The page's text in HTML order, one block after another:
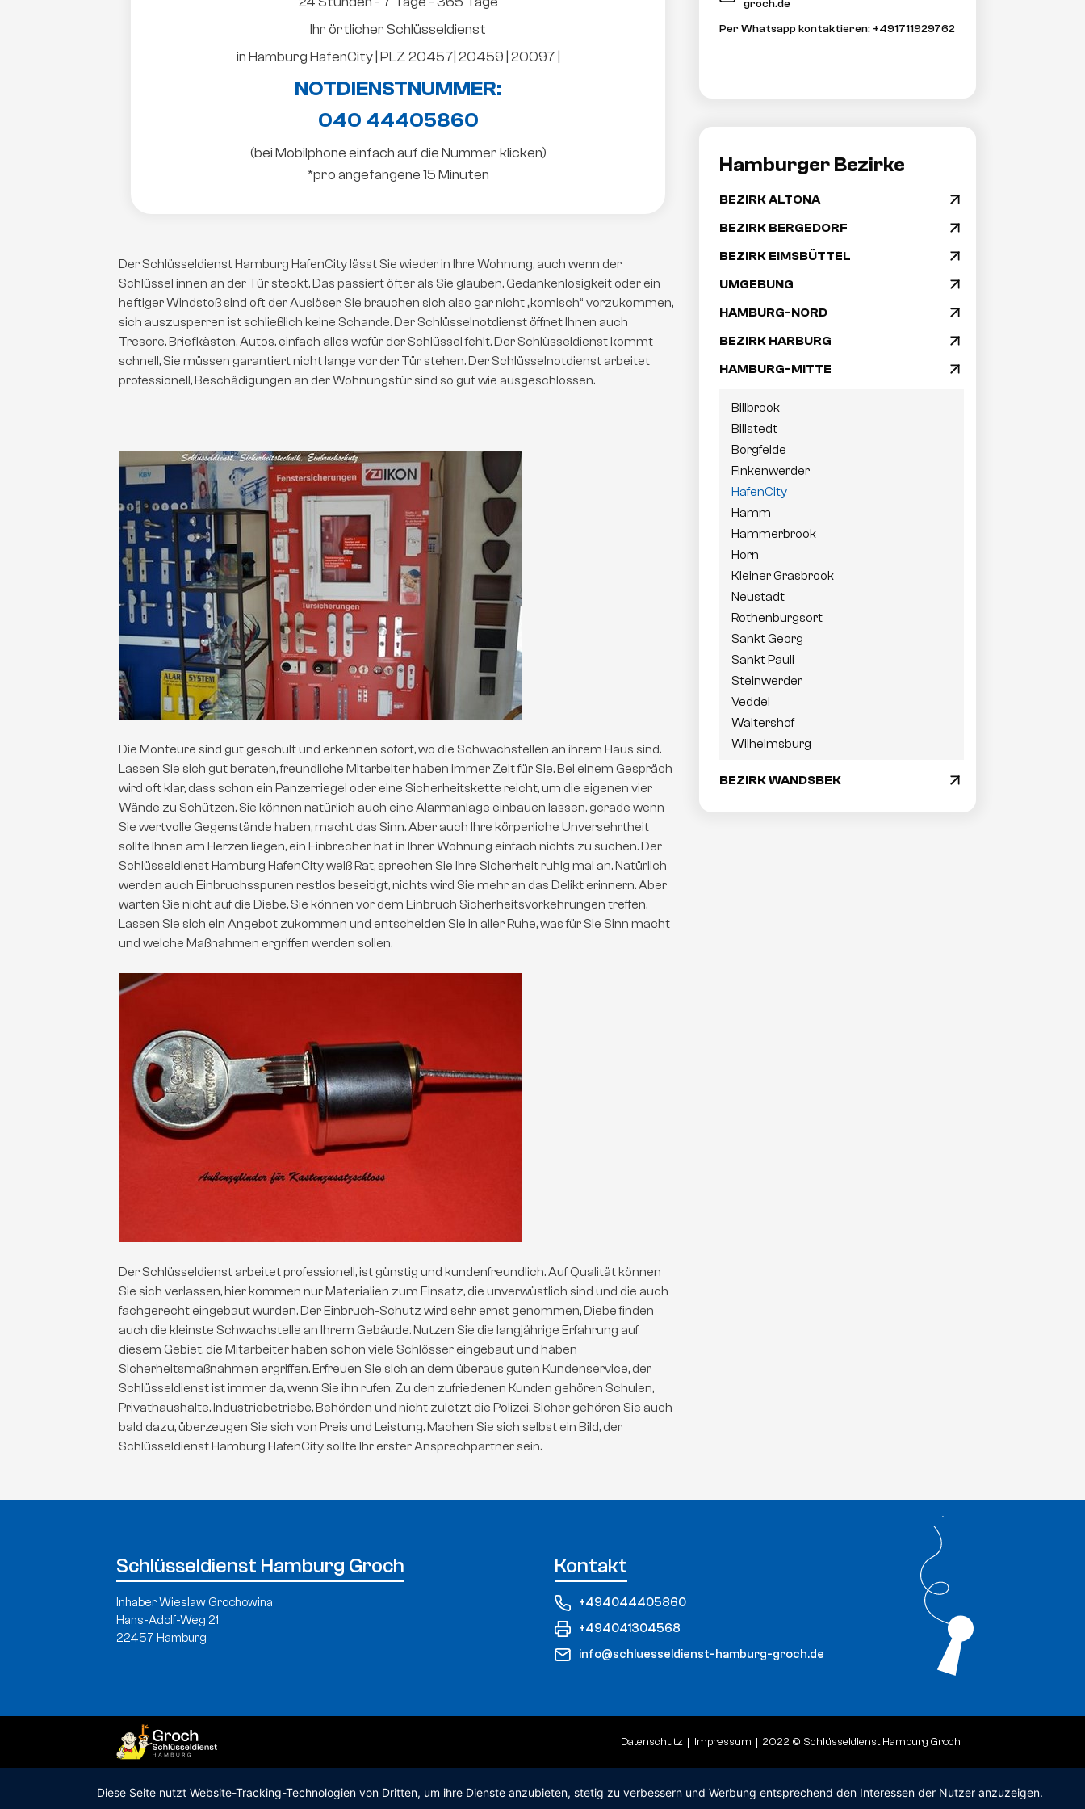
Ihr örtlicher Schlüsseldienst
in Hamburg HafenCity | PLZ 20457| 20459 | 20097 |
NOTDIENSTNUMMER:
040 44405860
(bei Mobilphone einfach auf die Nummer klicken)
*pro angefangene 15 Minuten
Der Schlüsseldienst Hamburg HafenCity lässt Sie wieder in Ihre Wohnung, auch wenn der
Schlüssel innen an der Tür steckt. Das passiert öfter als Sie glauben, Gedankenlosigkeit oder ein
heftiger Windstoß sind oft der Auslöser. Sie brauchen sich also gar nicht „komisch“ vorzukommen,
sich auszusperren ist schließlich keine Schande. Der Schlüsselnotdienst öffnet Ihnen auch
Tresore, Briefkästen, Autos, einfach alles wofür der Schlüssel fehlt. Der Schlüsseldienst kommt
schnell, Sie müssen garantiert nicht lange vor der Tür stehen. Der Schlüsselnotdienst arbeitet
professionell, Beschädigungen an der Wohnungstür sind so gut wie ausgeschlossen.
Die Monteure sind gut geschult und erkennen sofort, wo die Schwachstellen an ihrem Haus sind.
Lassen Sie sich gut beraten, freundliche Mitarbeiter haben immer Zeit für Sie. Bei einem Gespräch
wird oft klar, dass schon ein Panzerriegel oder eine Sicherheitskette reicht, um die eigenen vier
Wände zu Schützen. Sie können natürlich auch eine Alarmanlage einbauen lassen, gerade wenn
Sie wertvolle Gegenstände haben, macht das Sinn. Aber auch Ihre körperliche Unversehrtheit
sollte Ihnen am Herzen liegen, ein Einbrecher hat in Ihrer Wohnung einfach nichts zu suchen. Der
Schlüsseldienst Hamburg HafenCity weiß Rat, sprechen Sie Ihre Sicherheit ruhig mal an. Natürlich
werden auch Einbruchsspuren restlos beseitigt, nichts wird Sie mehr an das Delikt erinnern. Aber
warten Sie nicht auf die Diebe, Sie können vor dem Einbruch Sicherheitsvorkehrungen treffen.
Lassen Sie sich ein Angebot zukommen und entscheiden Sie in aller Ruhe, was für Sie Sinn macht
und welche Maßnahmen ergriffen werden sollen.
Der Schlüsseldienst arbeitet professionell, ist günstig und kundenfreundlich. Auf Qualität können
Sie sich verlassen, hier kommen nur Materialien zum Einsatz, die unverwüstlich sind und die auch
fachgerecht eingebaut wurden. Der Einbruch-Schutz wird sehr ernst genommen, Diebe finden
auch die kleinste Schwachstelle an Ihrem Gebäude. Nutzen Sie die langjährige Erfahrung auf
diesem Gebiet, die Mitarbeiter haben schon viele Schlösser eingebaut und haben
Sicherheitsmaßnahmen ergriffen. Erfreuen Sie sich an dem überaus guten Kundenservice, der
Schlüsseldienst ist immer da, wenn Sie ihn rufen. Zu den zufriedenen Kunden gehören Schulen,
Privathaushalte, Industriebetriebe, Behörden und nicht zuletzt die Polizei. Sicher gehören Sie auch
bald dazu, überzeugen Sie sich von Preis und Leistung. Machen Sie sich selbst ein Bild, der
Schlüsseldienst Hamburg HafenCity sollte Ihr erster Ansprechpartner sein.
groch.de
Per Whatsapp kontaktieren: +491711929762
Hamburger Bezirke
überspringen
BEZIRK ALTONA arrow_drop_down
BEZIRK BERGEDORF arrow_drop_down
BEZIRK EIMSBÜTTEL arrow_drop_down
UMGEBUNG arrow_drop_down
HAMBURG-NORD arrow_drop_down
BEZIRK HARBURG arrow_drop_down
HAMBURG-MITTE arrow_drop_down
Billbrook
Billstedt
Borgfelde
Finkenwerder
HafenCity
Hamm
Hammerbrook
Horn
Kleiner Grasbrook
Neustadt
Rothenburgsort
Sankt Georg
Sankt Pauli
Steinwerder
Veddel
Waltershof
Wilhelmsburg
BEZIRK WANDSBEK arrow_drop_down
Schlüsseldienst Hamburg Groch
Inhaber Wieslaw Grochowina
Hans-Adolf-Weg 21
22457 Hamburg
Kontakt
+494044405860
+494041304568
info@schluesseldienst-hamburg-groch.de
Datenschutz Impressum 2022 © Schlüsseldienst Hamburg Groch
Diese Seite nutzt Website-Tracking-Technologien von Dritten, um ihre Dienste anzubieten, stetig zu verbessern und Werbung entsprechend den Interessen der Nutzer anzuzeigen.